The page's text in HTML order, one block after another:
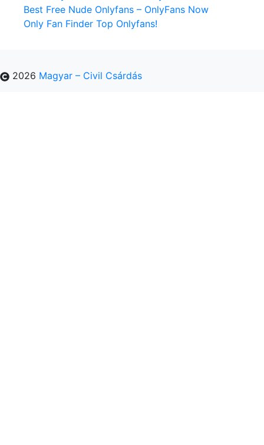
Best Free Nude Onlyfans – OnlyFans Now
Only Fan Finder Top Onlyfans!
2026 Magyar – Civil Csárdás